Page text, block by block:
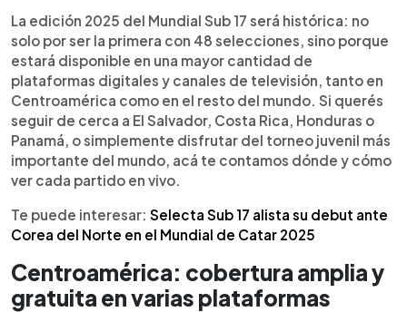
► Escuchar artículo
El Mundial Sub 17 Catar 2025 podrá verse en El
Salvador a través de Canal 4, Tigo Sports y la
plataforma TCS Go. En Panamá también se
transmitirá por Tigo Sports, mientras que en
México estará disponible en TUDN, Canal 5 y ViX.
Los aficionados en Argentina, Chile y Colombia
podrán seguir los partidos por DSports y DGo,
mientras que en Estados Unidos la cobertura será
a través de FOX Sports, Telemundo, Fubo y
Peacock. En España, aún no se ha confirmado un
canal oficial. Todos los partidos estarán
disponibles por medios locales o de pago.
La edición 2025 del Mundial Sub 17 será histórica: no
solo por ser la primera con 48 selecciones, sino porque
estará disponible en una mayor cantidad de
plataformas digitales y canales de televisión, tanto en
Centroamérica como en el resto del mundo. Si querés
seguir de cerca a El Salvador, Costa Rica, Honduras o
Panamá, o simplemente disfrutar del torneo juvenil más
importante del mundo, acá te contamos dónde y cómo
ver cada partido en vivo.
Te puede interesar: Selecta Sub 17 alista su debut ante
Corea del Norte en el Mundial de Catar 2025
Centroamérica: cobertura amplia y
gratuita en varias plataformas